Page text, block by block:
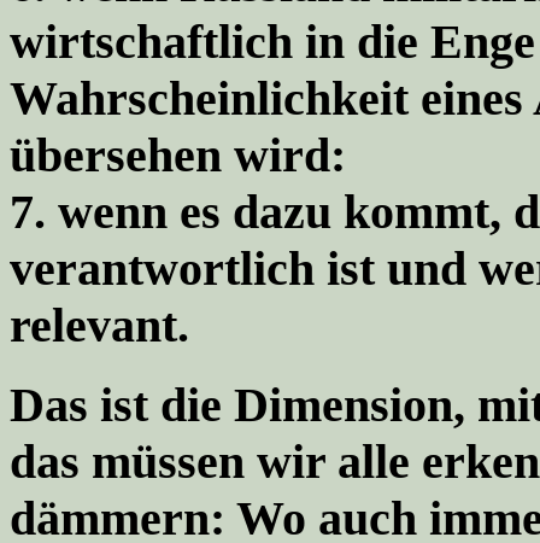
wirtschaftlich in die
Wahrscheinlichkeit eines
übersehen wird:
7. wenn es dazu kommt,
verantwortlich istund
relevant.
Das ist die Dimension,
das müssen wir alle
dämmern: Wo auch